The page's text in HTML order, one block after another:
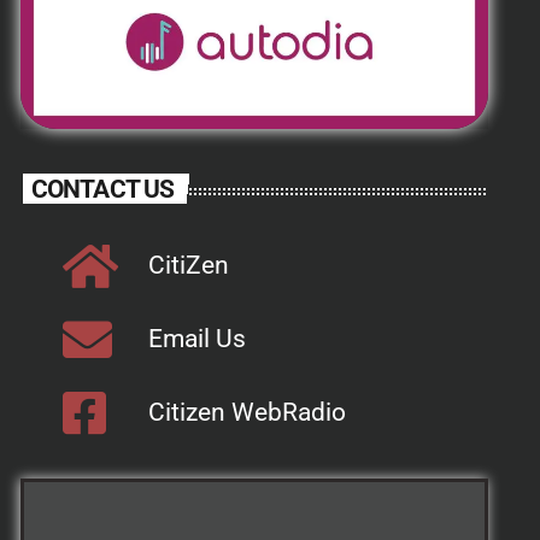
CONTACT US
CitiZen
Email Us
Citizen WebRadio